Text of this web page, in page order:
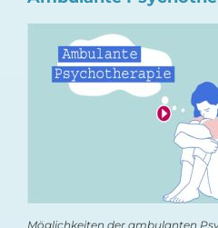
Möglichkeiten der ambulanten